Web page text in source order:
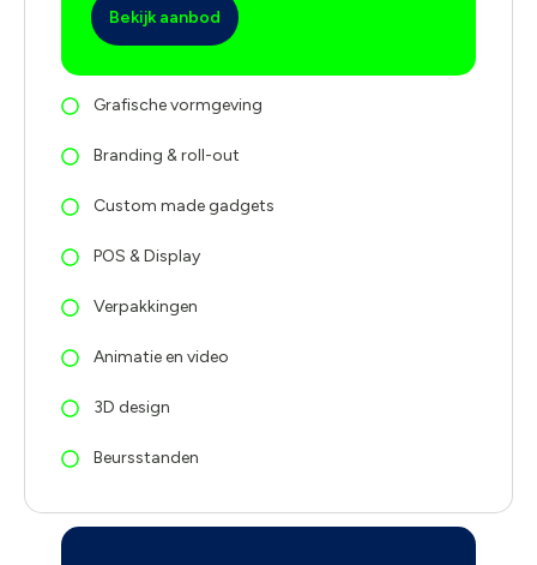
Bekijk aanbod
Grafische vormgeving
Branding & roll-out
Custom made gadgets
POS & Display
Verpakkingen
Animatie en video
3D design
Beursstanden